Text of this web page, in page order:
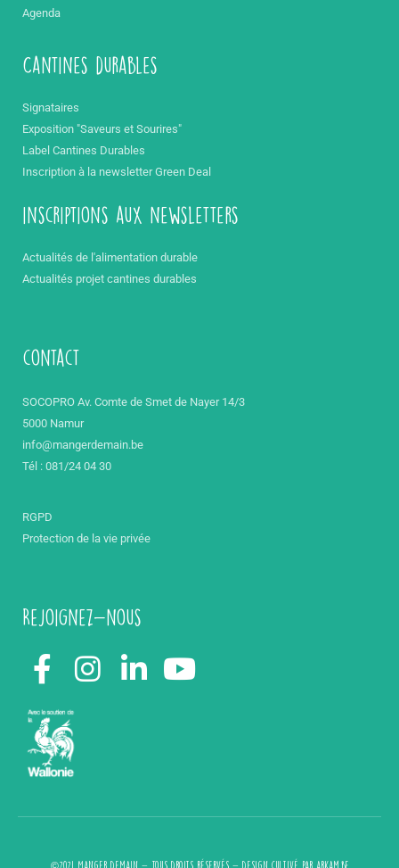
Agenda
Cantines durables
Signataires
Exposition "Saveurs et Sourires"
Label Cantines Durables
Inscription à la newsletter Green Deal
inscriptions aux newsletters
Actualités de l'alimentation durable
Actualités projet cantines durables
contact
SOCOPRO Av. Comte de Smet de Nayer 14/3
5000 Namur
info@mangerdemain.be
Tél : 081/24 04 30
RGPD
Protection de la vie privée
Rejoignez-nous
©2021 Manger demain - Tous droits réservés - design cultivé par arkam.be